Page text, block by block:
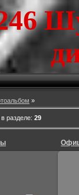
»
разделе: 29